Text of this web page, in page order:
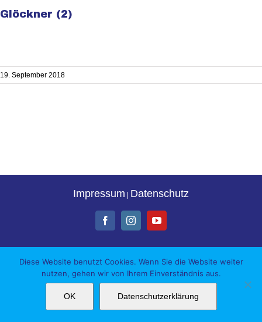
Glöckner (2)
19. September 2018
Impressum | Datenschutz
FacebookInstagramYouTube
Diese Website benutzt Cookies. Wenn Sie die Website weiter
nutzen, gehen wir von Ihrem Einverständnis aus.
OK Datenschutzerklärung